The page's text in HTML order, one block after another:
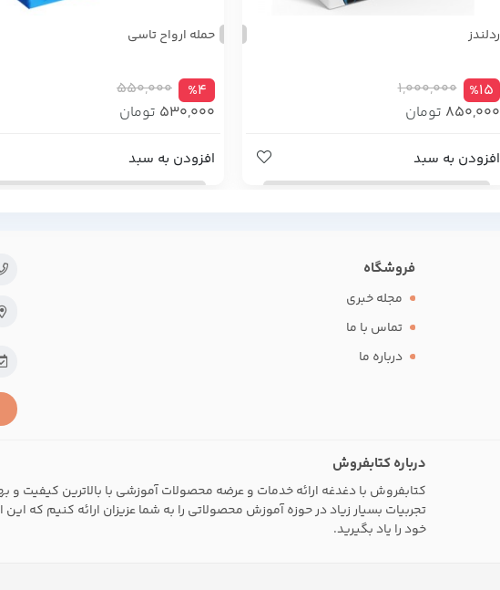
ردلندز
%15
1,000,000
850,000 تومان
افزودن به سبد
حمله ارواح تاسی
%4
550,000
530,000 تومان
افزودن به سبد
فروشگاه
مجله خبری
تماس با ما
درباره ما
درباره کتابفروش
کتابفروش با دغدغه ارائه خدمات و عرضه محصولات آموزشی با بالاترین کیفیت و
تجربیات بسیار زیاد در حوزه آموزش محصولاتی را به شما عزیزان ارائه کنیم که
خود را یاد بگیرید.